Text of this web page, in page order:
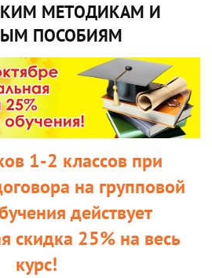
МЕТОДИКАМ И
ПОСОБИЯМ
1-2 классов при
на групповой
действует
скидка 25% на весь
курс!